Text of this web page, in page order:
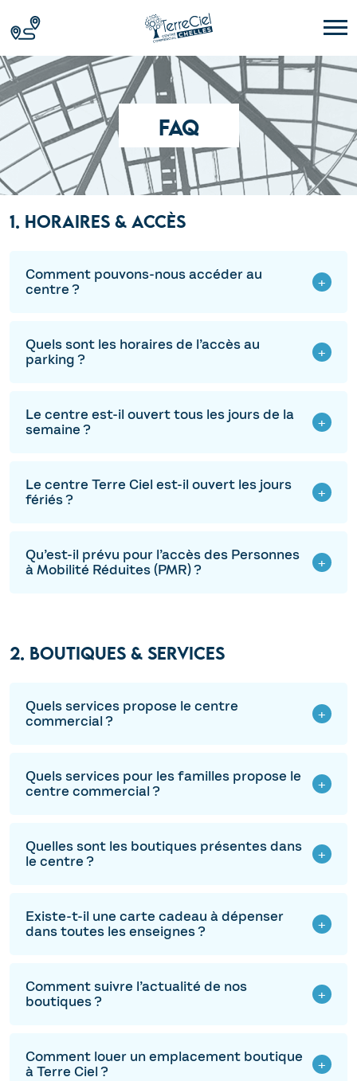
FAQ
1. HORAIRES & ACCÈS
Comment pouvons-nous accéder au
centre ?
Quels sont les horaires de l’accès au
parking ?
Le centre est-il ouvert tous les jours de la
semaine ?
Le centre Terre Ciel est-il ouvert les jours
fériés ?
Qu’est-il prévu pour l’accès des Personnes
à Mobilité Réduites (PMR) ?
2. BOUTIQUES & SERVICES
Quels services propose le centre
commercial ?
Quels services pour les familles propose le
centre commercial ?
Quelles sont les boutiques présentes dans
le centre ?
Existe-t-il une carte cadeau à dépenser
dans toutes les enseignes ?
Comment suivre l’actualité de nos
boutiques ?
Comment louer un emplacement boutique
à Terre Ciel ?